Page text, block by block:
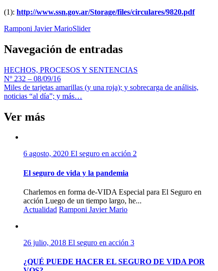
(1): http://www.ssn.gov.ar/Storage/files/circulares/9820.pdf
Ramponi Javier MarioSlider
Navegación de entradas
HECHOS, PROCESOS Y SENTENCIAS
Nº 232 – 08/09/16
Miles de tarjetas amarillas (y una roja); y sobrecarga de análisis,
noticias “al día”; y más…
Ver más
6 agosto, 2020 El seguro en acción 2
El seguro de vida y la pandemia
Charlemos en forma de-VIDA Especial para El Seguro en
acción Luego de un tiempo largo, he...
Actualidad Ramponi Javier Mario
26 julio, 2018 El seguro en acción 3
¿QUÉ PUEDE HACER EL SEGURO DE VIDA POR